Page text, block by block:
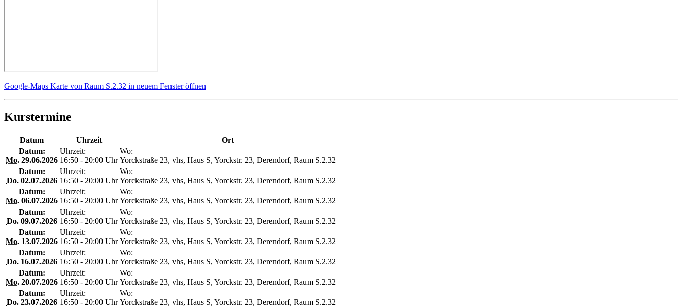
Google-Maps Karte von Raum S.2.32 in neuem Fenster öffnen
Kurstermine
Datum Uhrzeit
Ort
Datum:
Mo. 29.06.2026
Uhrzeit:
16:50 - 20:00 Uhr
Wo:
Yorckstraße 23, vhs, Haus S, Yorckstr. 23, Derendorf, Raum S.2.32
Datum:
Do.02.07.2026
Uhrzeit:
16:50 - 20:00 Uhr
Wo:
Yorckstraße 23, vhs, Haus S, Yorckstr. 23, Derendorf, Raum S.2.32
Datum:
Mo. 06.07.2026
Uhrzeit:
16:50 - 20:00 Uhr
Wo:
Yorckstraße 23, vhs, Haus S, Yorckstr. 23, Derendorf, Raum S.2.32
Datum:
Do.09.07.2026
Uhrzeit:
16:50 - 20:00 Uhr
Wo:
Yorckstraße 23, vhs, Haus S, Yorckstr. 23, Derendorf, Raum S.2.32
Datum:
Mo. 13.07.2026
Uhrzeit:
16:50 - 20:00 Uhr
Wo:
Yorckstraße 23, vhs, Haus S, Yorckstr. 23, Derendorf, Raum S.2.32
Datum:
Do.16.07.2026
Uhrzeit:
16:50 - 20:00 Uhr
Wo:
Yorckstraße 23, vhs, Haus S, Yorckstr. 23, Derendorf, Raum S.2.32
Datum:
Mo. 20.07.2026
Uhrzeit:
16:50 - 20:00 Uhr
Wo:
Yorckstraße 23, vhs, Haus S, Yorckstr. 23, Derendorf, Raum S.2.32
Datum:
Do.23.07.2026
Uhrzeit:
16:50 - 20:00 Uhr
Wo:
Yorckstraße 23, vhs, Haus S, Yorckstr. 23, Derendorf, Raum S.2.32